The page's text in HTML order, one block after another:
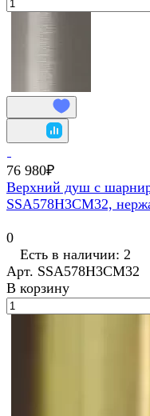
76 980₽
Верхний душ с
SSA578H3CM32,
0
Есть в наличии: 2
Арт. SSA578H3CM32
В корзину